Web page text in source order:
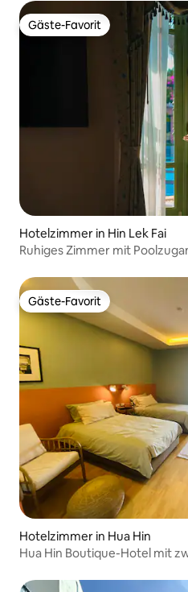
Gäste-Favorit
Gäste-Favorit
Hotelzimmer in Hin Lek Fai
Ruhiges Zimmer mit
Gäste-Favorit
Gäste-Favorit
Hotelzimmer in Hua Hin
Hua Hin Boutique-Hotel mit